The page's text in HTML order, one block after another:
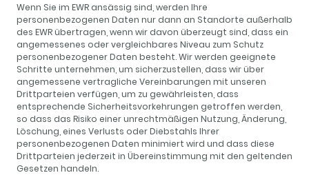
Wenn Sie im EWR ansässig sind, werden Ihre
personenbezogenen Daten nur dann an Standorte außerhalb
des EWR übertragen, wenn wir davon überzeugt sind, dass ein
angemessenes oder vergleichbares Niveau zum Schutz
personenbezogener Daten besteht. Wir werden geeignete
Schritte unternehmen, um sicherzustellen, dass wir über
angemessene vertragliche Vereinbarungen mit unseren
Drittparteien verfügen, um zu gewährleisten, dass
entsprechende Sicherheitsvorkehrungen getroffen werden,
so dass das Risiko einer unrechtmäßigen Nutzung, Änderung,
Löschung, eines Verlusts oder Diebstahls Ihrer
personenbezogenen Daten minimiert wird und dass diese
Drittparteien jederzeit in Übereinstimmung mit den geltenden
Gesetzen handeln.